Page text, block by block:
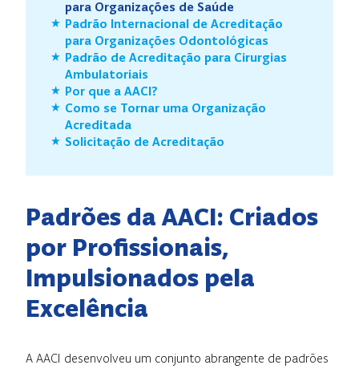
para Organizações de Saúde
Padrão Internacional de Acreditação
para Organizações Odontológicas
Padrão de Acreditação para Cirurgias
Ambulatoriais
Por que a AACI?
Como se Tornar uma Organização
Acreditada
Solicitação de Acreditação
Padrões da AACI: Criados
por Profissionais,
Impulsionados pela
Excelência
A AACI desenvolveu um conjunto abrangente de padrões